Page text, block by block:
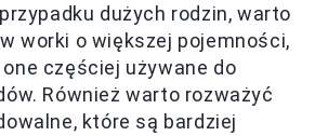
dużych rodzin, warto
worki o większej pojemności,
częściej używane do
Również warto rozważyć
które są bardziej